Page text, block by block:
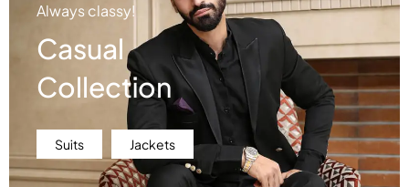
Always classy!
Casual
Collection
Suits Jackets